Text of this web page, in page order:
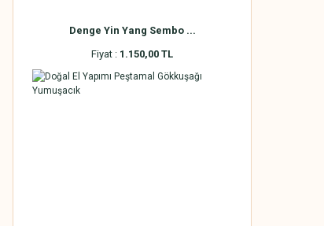
Denge Yin Yang Sembo ...
Fiyat : 1.150,00 TL